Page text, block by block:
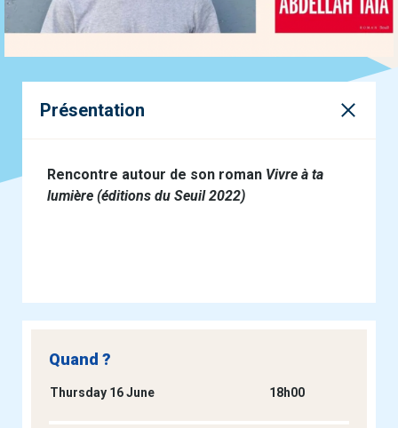
Présentation
Rencontre autour de son roman Vivre à ta
lumière (éditions du Seuil 2022)
Quand ?
Thursday 16 June 18h00